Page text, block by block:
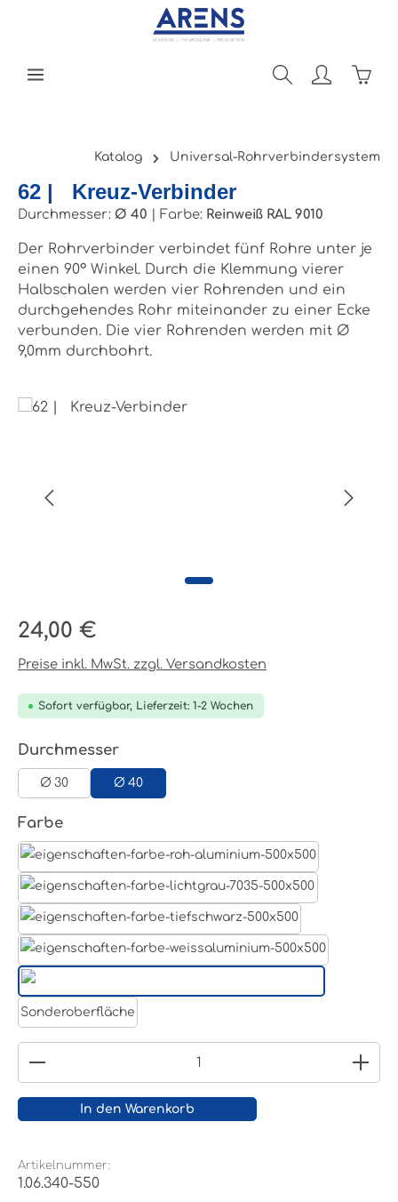
Zum Hauptinhalt springen
Katalog Universal-Rohrverbindersystem
62 | Kreuz-Verbinder
Durchmesser: Ø 40 Farbe: Reinweiß RAL 9010
Der Rohrverbinder verbindet fünf Rohre unter je
einen 90° Winkel. Durch die Klemmung vierer
Halbschalen werden vier Rohrenden und ein
durchgehendes Rohr miteinander zu einer Ecke
verbunden. Die vier Rohrenden werden mit Ø
9,0mm durchbohrt.
Bildergalerie überspringen
Regulärer Preis:
24,00 €
Preise inkl. MwSt. zzgl. Versandkosten
Sofort verfügbar, Lieferzeit: 1-2 Wochen
Durchmesserauswählen
Ø 30 Ø 40
Farbeauswählen
Weißaluminium- RAL 9006
Sonderoberfläche
Produkt Anzahl: Gib den gewünschten Wert
In den Warenkorb
Artikelnummer:
1.06.340-550